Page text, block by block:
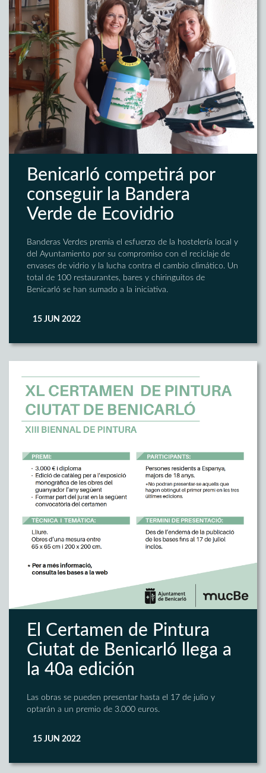
Benicarló competirá por
conseguir la Bandera
Verde de Ecovidrio
Banderas Verdes premia el esfuerzo de la hostelería local y
del Ayuntamiento por su compromiso con el reciclaje de
envases de vidrio y la lucha contra el cambio climático. Un
total de 100 restaurantes, bares y chiringuitos de
Benicarló se han sumado a la iniciativa.
15 JUN 2022
El Certamen de Pintura
Ciutat de Benicarló llega a
la 40a edición
Las obras se pueden presentar hasta el 17 de julio y
optarán a un premio de 3.000 euros.
15 JUN 2022